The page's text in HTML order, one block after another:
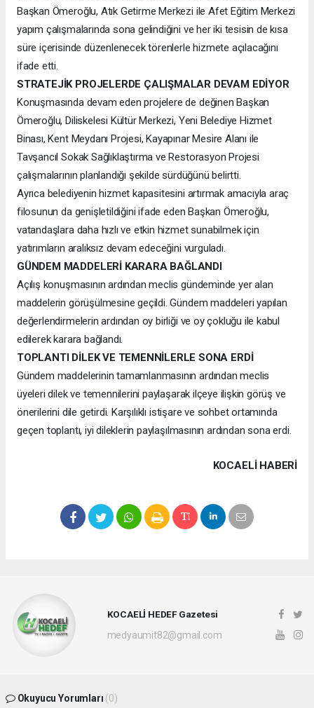
Başkan Ömeroğlu, Atık Getirme Merkezi ile Afet Eğitim Merkezi
yapım çalışmalarında sona gelindiğini ve her iki tesisin de kısa
süre içerisinde düzenlenecek törenlerle hizmete açılacağını
ifade etti.
STRATEJİK PROJELERDE ÇALIŞMALAR DEVAM EDİYOR
Konuşmasında devam eden projelere de değinen Başkan
Ömeroğlu, Diliskelesi Kültür Merkezi, Yeni Belediye Hizmet
Binası, Kent Meydanı Projesi, Kayapınar Mesire Alanı ile
Tavşancıl Sokak Sağlıklaştırma ve Restorasyon Projesi
çalışmalarının planlandığı şekilde sürdüğünü belirtti.
Ayrıca belediyenin hizmet kapasitesini artırmak amacıyla araç
filosunun da genişletildiğini ifade eden Başkan Ömeroğlu,
vatandaşlara daha hızlı ve etkin hizmet sunabilmek için
yatırımların aralıksız devam edeceğini vurguladı.
GÜNDEM MADDELERİ KARARA BAĞLANDI
Açılış konuşmasının ardından meclis gündeminde yer alan
maddelerin görüşülmesine geçildi. Gündem maddeleri yapılan
değerlendirmelerin ardından oy birliği ve oy çokluğu ile kabul
edilerek karara bağlandı.
TOPLANTI DİLEK VE TEMENNİLERLE SONA ERDİ
Gündem maddelerinin tamamlanmasının ardından meclis
üyeleri dilek ve temennilerini paylaşarak ilçeye ilişkin görüş ve
önerilerini dile getirdi. Karşılıklı istişare ve sohbet ortamında
geçen toplantı, iyi dileklerin paylaşılmasının ardından sona erdi.
KOCAELI HABERİ
KOCAELİ HEDEF Gazetesi
medyaumit82@gmail.com
Okuyucu Yorumları (0)